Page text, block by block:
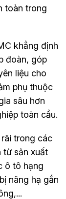
toàn trong
khẳng định
đoàn, góp
liệu cho
phụ thuộc
sâu hơn
toàn cầu.
trong các
từ sản xuất
ô tô hạng
nâng hạ gắn